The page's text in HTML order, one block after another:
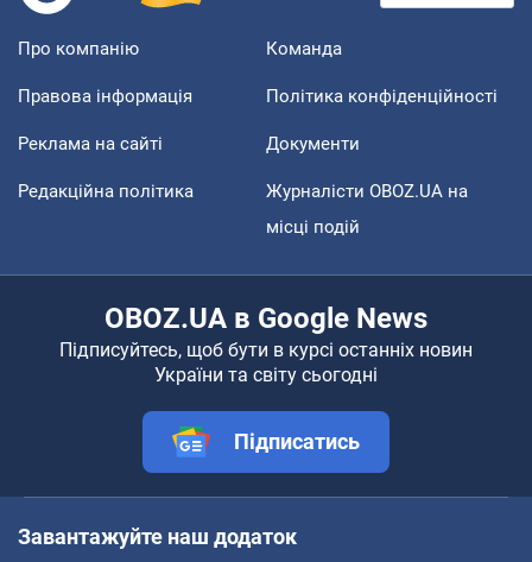
Про компанію Команда
Правова інформація Політика конфіденційності
Реклама на сайті Документи
Редакційна політика
Журналісти OBOZ.UA на
місці подій
OBOZ.UA в Google News
Підписуйтесь, щоб бути в курсі останніх новин
України та світу сьогодні
Підписатись
Завантажуйте наш додаток